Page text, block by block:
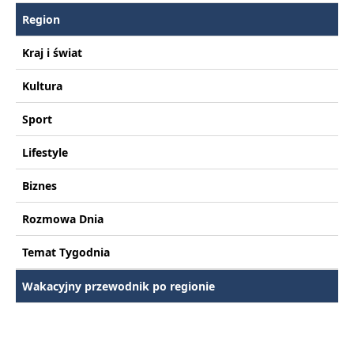
Region
Kraj i świat
Kultura
Sport
Lifestyle
Biznes
Rozmowa Dnia
Temat Tygodnia
Wakacyjny przewodnik po regionie